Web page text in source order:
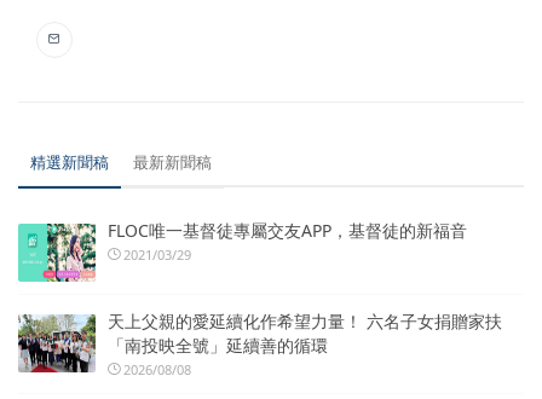
精選新聞稿 最新新聞稿
FLOC唯一基督徒專屬交友APP，基督徒的新福音
2021/03/29
天上父親的愛延續化作希望力量！ 六名子女捐贈家扶
「南投映全號」延續善的循環
2026/08/08